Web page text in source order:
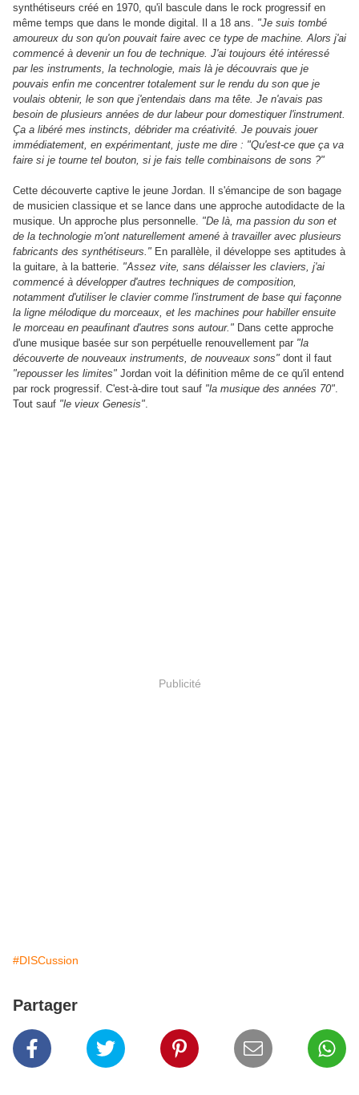
synthétiseurs créé en 1970, qu'il bascule dans le rock progressif en
même temps que dans le monde digital. Il a 18 ans. "Je suis tombé
amoureux du son qu'on pouvait faire avec ce type de machine. Alors j'ai
commencé à devenir un fou de technique. J'ai toujours été intéressé
par les instruments, la technologie, mais là je découvrais que je
pouvais enfin me concentrer totalement sur le rendu du son que je
voulais obtenir, le son que j'entendais dans ma tête. Je n'avais pas
besoin de plusieurs années de dur labeur pour domestiquer l'instrument.
Ça a libéré mes instincts, débrider ma créativité. Je pouvais jouer
immédiatement, en expérimentant, juste me dire : "Qu'est-ce que ça va
faire si je tourne tel bouton, si je fais telle combinaisons de sons ?"
Cette découverte captive le jeune Jordan. Il s'émancipe de son bagage
de musicien classique et se lance dans une approche autodidacte de la
musique. Un approche plus personnelle. "De là, ma passion du son et
de la technologie m'ont naturellement amené à travailler avec plusieurs
fabricants des synthétiseurs." En parallèle, il développe ses aptitudes à
la guitare, à la batterie. "Assez vite, sans délaisser les claviers, j'ai
commencé à développer d'autres techniques de composition,
notamment d'utiliser le clavier comme l'instrument de base qui façonne
la ligne mélodique du morceaux, et les machines pour habiller ensuite
le morceau en peaufinant d'autres sons autour." Dans cette approche
d'une musique basée sur son perpétuelle renouvellement par "la
découverte de nouveaux instruments, de nouveaux sons" dont il faut
"repousser les limites" Jordan voit la définition même de ce qu'il entend
par rock progressif. C'est-à-dire tout sauf "la musique des années 70".
Tout sauf "le vieux Genesis".
Publicité
#DISCussion
Partager